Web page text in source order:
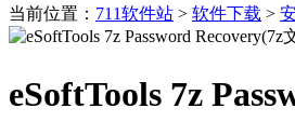
当前位置： 711软件站 > 软件下载 >
eSoftTools 7z